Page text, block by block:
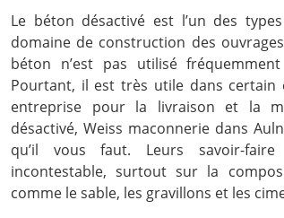
Le béton désactivé est l’un des
domaine de construction des
béton n’est pas utilisé
Pourtant, il est très utile dans certain
entreprise pour la livraison et la
désactivé, Weiss maconnerie dans
qu’il vous faut. Leurs savoir-
incontestable, surtout sur la
comme le sable, les gravillons et les